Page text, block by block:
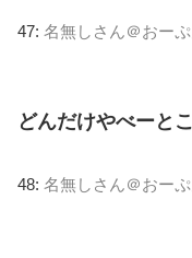
47: 名無しさん＠おー
どんだけやべーと
48: 名無しさん＠おー